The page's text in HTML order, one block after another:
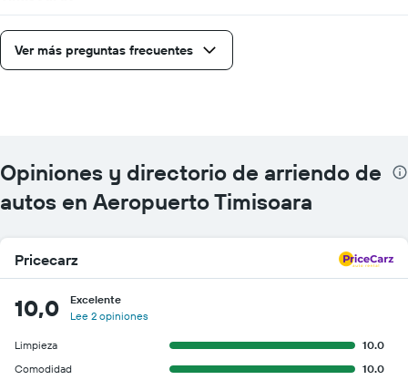
Ver más preguntas frecuentes
Opiniones y directorio de arriendo de
autos en Aeropuerto Timisoara
Pricecarz
10,0
Excelente
Lee 2 opiniones
Limpieza
10.0
Comodidad
10.0